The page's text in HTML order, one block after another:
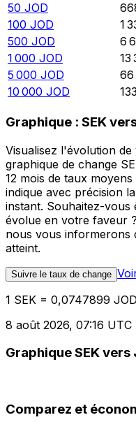
50 JOD
100 JOD 1
500 JOD 6
1 000 JOD 13
5 000 JOD 66
10 000 JOD
Graphique : SEK
Visualisez l'évolution
graphique de change
12 mois de taux
indique avec précision
instant. Souhaitez-vous
évolue en votre faveur
nous vous informerons
atteint.
Suivre le taux de change
1 SEK = 0,0747899 JOD
8 août 2026, 07:16 UTC
Graphique SEK vers
Comparez et